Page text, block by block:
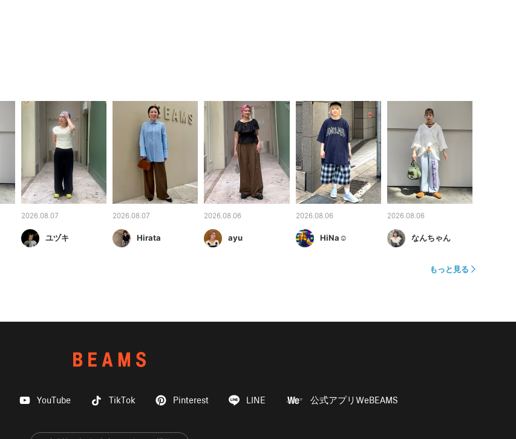
2026.08.07
ユヅキ
2026.08.07
Hirata
2026.08.06
ayu
2026.08.06
HiNa☺︎
2026.08.06
なんちゃん
もっと見る
YouTube TikTok Pinterest LINE 公式アプリWeBEAMS